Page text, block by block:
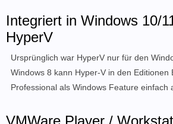
Integriert in Windows 10/
HyperV
Ursprünglich war HyperV nur für den
Windows 8 kann Hyper-V in den Editionen
Professional als Windows Feature einfach
VMWare Player /